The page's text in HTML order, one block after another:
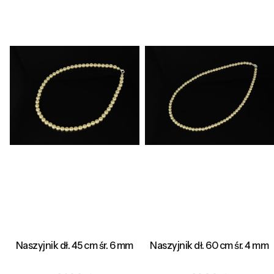
Naszyjnik dł. 45 cm śr. 6 mm Naszyjnik dł. 60 cm śr. 4 mm